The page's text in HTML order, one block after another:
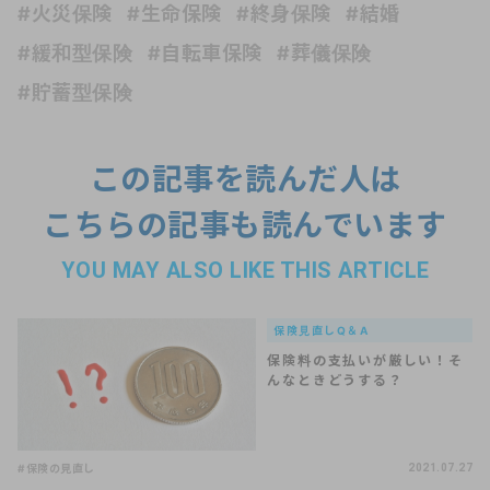
#火災保険 #生命保険 #終身保険
#結婚
#緩和型保険
#自転車保険
#葬儀保険
#貯蓄型保険
この記事を読んだ人は
こちらの記事も読んでいます
YOU MAY ALSO LIKE THIS ARTICLE
保険見直しQ＆A
保険料の支払いが厳しい！そ
んなときどうする？
#保険の見直し 2021.07.27